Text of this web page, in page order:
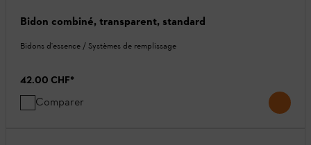
Bidon combiné, transparent, standard
Bidons d'essence / Systèmes de remplissage
42.00 CHF*
Comparer